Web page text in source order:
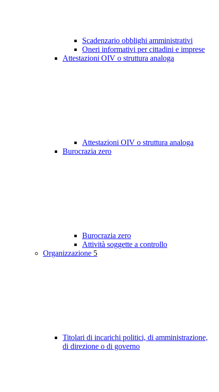
Scadenzario obblighi amministrativi
Oneri informativi per cittadini e imprese
Attestazioni OIV o struttura analoga
Attestazioni OIV o struttura analoga
Burocrazia zero
Burocrazia zero
Attività soggette a controllo
Organizzazione 5
Titolari di incarichi politici, di amministrazione,
di direzione o di governo